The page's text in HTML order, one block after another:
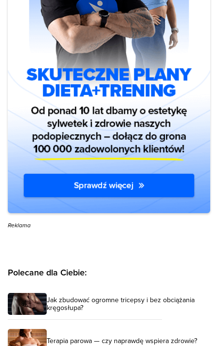
Reklama
Polecane dla Ciebie:
Jak zbudować ogromne tricepsy i bez obciążania
kręgosłupa?
Terapia parowa — czy naprawdę wspiera zdrowie?